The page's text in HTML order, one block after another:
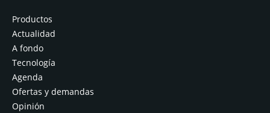
Productos
Actualidad
A fondo
Tecnología
Agenda
Ofertas y demandas
Opinión